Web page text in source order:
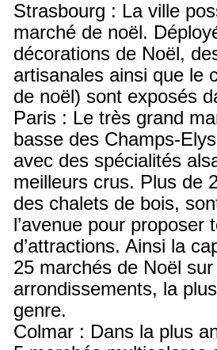
Strasbourg : La ville
marché de noël.
décorations de Noël,
artisanales ainsi que le
de noël) sont exposés
Paris : Le très grand
basse des Champs-
avec des spécialités
meilleurs crus. Plus de
des chalets de bois,
l’avenue pour
d’attractions. Ainsi la
25 marchés de Noël
arrondissements, la
genre.
Colmar : Dans la plus